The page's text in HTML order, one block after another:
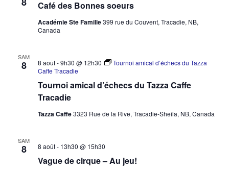
Café des Bonnes soeurs
Académie Ste Famille399 rue du Couvent, Tracadie, NB,
Canada
SAM
8
Tournoi amical d’échecs du Tazza Caffe
Tracadie
8 août - 9h30 @ 12h30
Tournoi amical d’échecs du Tazza
Caffe Tracadie
Tazza Caffe3323 Rue de la Rive, Tracadie-Sheila, NB, Canada
SAM
8
Vague de cirque – Au jeu!
8 août - 13h30 @ 15h30